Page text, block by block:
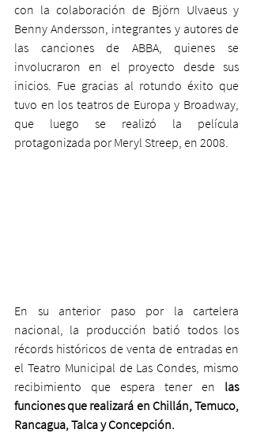
con la colaboración de Björn Ulvaeus y
Benny Andersson, integrantes y autores de
las canciones de ABBA, quienes se
involucraron en el proyecto desde sus
inicios. Fue gracias al rotundo éxito que
tuvo en los teatros de Europa y Broadway,
que luego se realizó la película
protagonizada por Meryl Streep, en 2008.
En su anterior paso por la cartelera
nacional, la producción batió todos los
récords históricos de venta de entradas en
el Teatro Municipal de Las Condes, mismo
recibimiento que espera tener en las
funciones que realizará en Chillán, Temuco,
Rancagua, Talca y Concepción.